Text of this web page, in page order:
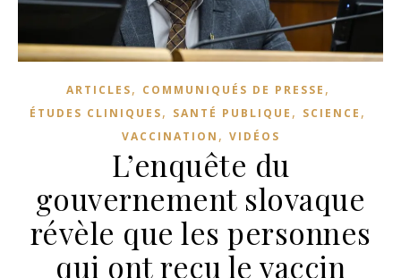
ARTICLES, COMMUNIQUÉS DE PRESSE ,
ÉTUDES CLINIQUES, SANTÉ PUBLIQUE , SCIENCE ,
VACCINATION , VIDÉOS
L’enquête du
gouvernement slovaque
révèle que les personnes
qui ont reçu le vaccin